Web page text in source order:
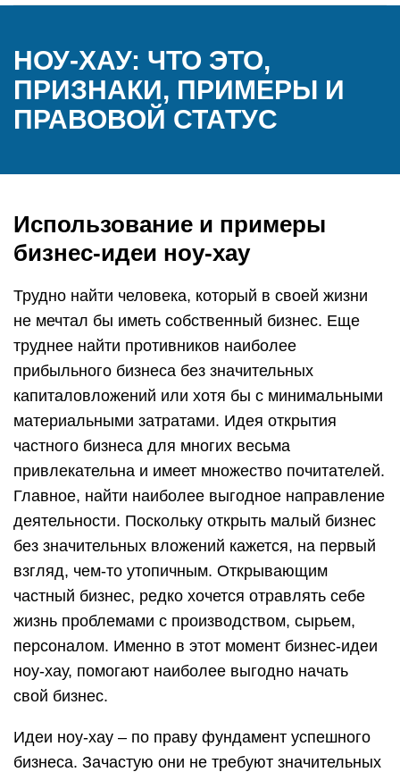
НОУ-ХАУ: ЧТО ЭТО,
ПРИЗНАКИ, ПРИМЕРЫ И
ПРАВОВОЙ СТАТУС
Использование и примеры
бизнес-идеи ноу-хау
Трудно найти человека, который в своей жизни
не мечтал бы иметь собственный бизнес. Еще
труднее найти противников наиболее
прибыльного бизнеса без значительных
капиталовложений или хотя бы с минимальными
материальными затратами. Идея открытия
частного бизнеса для многих весьма
привлекательна и имеет множество почитателей.
Главное, найти наиболее выгодное направление
деятельности. Поскольку открыть малый бизнес
без значительных вложений кажется, на первый
взгляд, чем-то утопичным. Открывающим
частный бизнес, редко хочется отравлять себе
жизнь проблемами с производством, сырьем,
персоналом. Именно в этот момент бизнес-идеи
ноу-хау, помогают наиболее выгодно начать
свой бизнес.
Идеи ноу-хау – по праву фундамент успешного
бизнеса. Зачастую они не требуют значительных